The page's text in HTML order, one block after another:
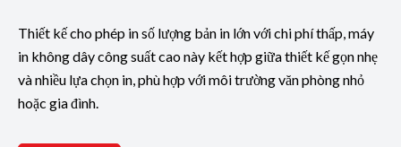
Thiết kế cho phép in số lượng bản in lớn với chi phí thấp, máy
in không dây công suất cao này kết hợp giữa thiết kế gọn nhẹ
và nhiều lựa chọn in, phù hợp với môi trường văn phòng nhỏ
hoặc gia đình.